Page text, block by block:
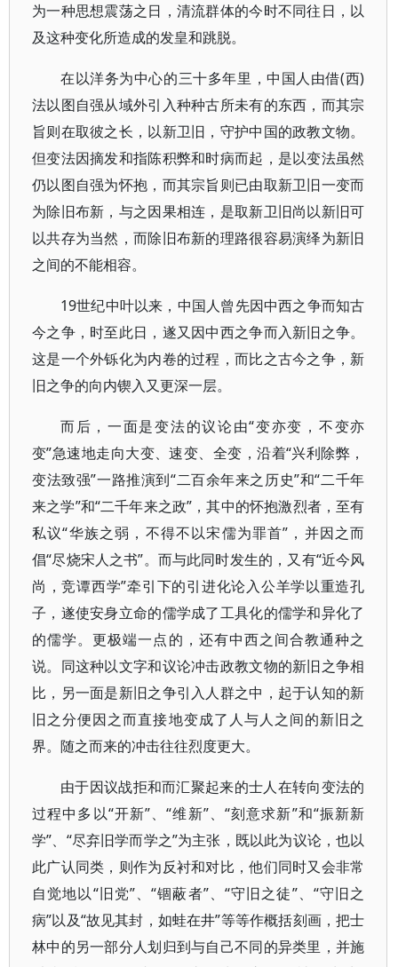
为一种思想震荡之日，清流群体的今时不同往日，以
及这种变化所造成的发皇和跳脱。
在以洋务为中心的三十多年里，中国人由借(西)
法以图自强从域外引入种种古所未有的东西，而其宗
旨则在取彼之长，以新卫旧，守护中国的政教文物。
但变法因摘发和指陈积弊和时病而起，是以变法虽然
仍以图自强为怀抱，而其宗旨则已由取新卫旧一变而
为除旧布新，与之因果相连，是取新卫旧尚以新旧可
以共存为当然，而除旧布新的理路很容易演绎为新旧
之间的不能相容。
19世纪中叶以来，中国人曾先因中西之争而知古
今之争，时至此日，遂又因中西之争而入新旧之争。
这是一个外铄化为内卷的过程，而比之古今之争，新
旧之争的向内锲入又更深一层。
而后，一面是变法的议论由“变亦变，不变亦
变”急速地走向大变、速变、全变，沿着“兴利除弊，
变法致强”一路推演到“二百余年来之历史”和“二千年
来之学”和“二千年来之政”，其中的怀抱激烈者，至有
私议“华族之弱，不得不以宋儒为罪首”，并因之而
倡“尽烧宋人之书”。而与此同时发生的，又有“近今风
尚，竞谭西学”牵引下的引进化论入公羊学以重造孔
子，遂使安身立命的儒学成了工具化的儒学和异化了
的儒学。更极端一点的，还有中西之间合教通种之
说。同这种以文字和议论冲击政教文物的新旧之争相
比，另一面是新旧之争引入人群之中，起于认知的新
旧之分便因之而直接地变成了人与人之间的新旧之
界。随之而来的冲击往往烈度更大。
由于因议战拒和而汇聚起来的士人在转向变法的
过程中多以“开新”、“维新”、“刻意求新”和“振新新
学”、“尽弃旧学而学之”为主张，既以此为议论，也以
此广认同类，则作为反衬和对比，他们同时又会非常
自觉地以“旧党”、“锢蔽者”、“守旧之徒”、“守旧之
病”以及“故见其封，如蛙在井”等等作概括刻画，把士
林中的另一部分人划归到与自己不同的异类里，并施